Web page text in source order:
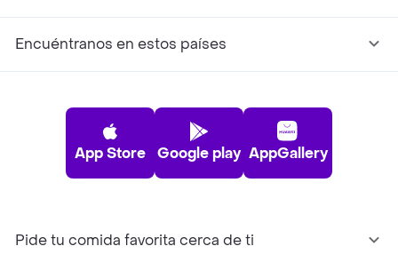
Encuéntranos en estos países
App Store Google play AppGallery
Pide tu comida favorita cerca de ti